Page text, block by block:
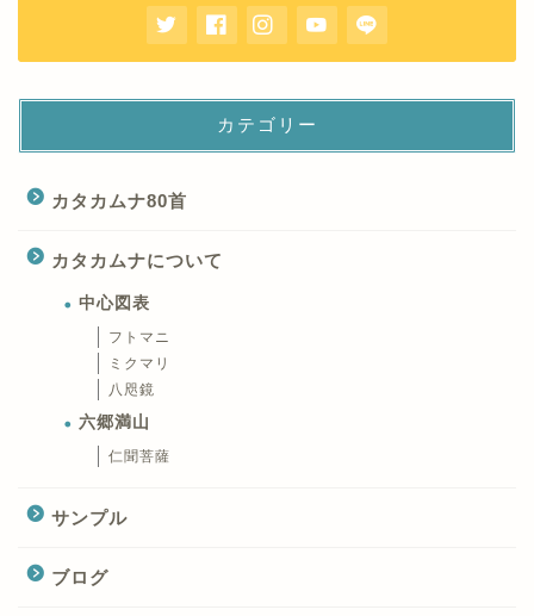
カテゴリー
カタカムナ80首
カタカムナについて
中心図表
フトマニ
ミクマリ
八咫鏡
六郷満山
仁聞菩薩
サンプル
ブログ